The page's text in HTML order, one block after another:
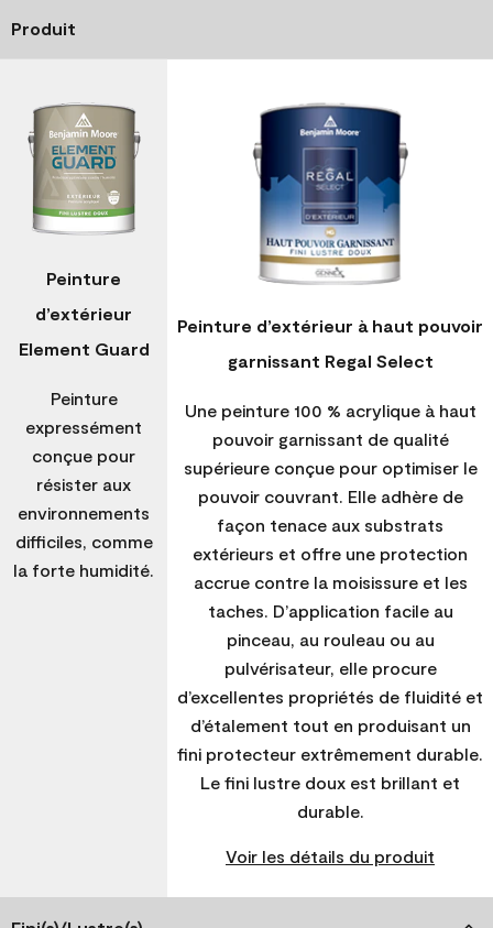
Produit
Peinture
d’extérieur
Element Guard
Peinture
expressément
conçue pour
résister aux
environnements
difficiles, comme
la forte humidité.
Peinture d’extérieur à haut pouvoir
garnissant Regal Select
Une peinture 100 % acrylique à haut
pouvoir garnissant de qualité
supérieure conçue pour optimiser le
pouvoir couvrant. Elle adhère de
façon tenace aux substrats
extérieurs et offre une protection
accrue contre la moisissure et les
taches. D’application facile au
pinceau, au rouleau ou au
pulvérisateur, elle procure
d’excellentes propriétés de fluidité et
d’étalement tout en produisant un
fini protecteur extrêmement durable.
Le fini lustre doux est brillant et
durable.
Voir les détails du produit